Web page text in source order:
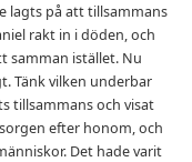
lagts på att tillsammans
rakt in i döden, och
samman istället. Nu
Tänk vilken underbar
tillsammans och visat
efter honom, och
Det hade varit